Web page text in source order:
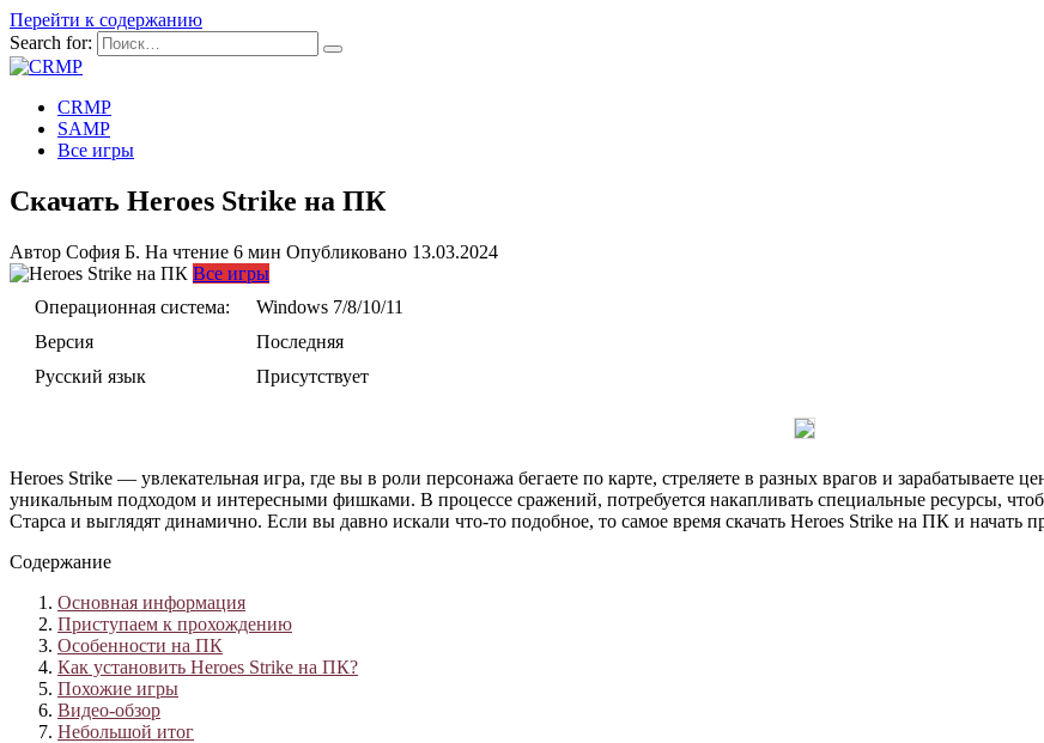
Перейти к содержанию
Search for:
CRMP
SAMP
Все игры
Скачать Heroes Strike на ПК
Автор София Б. На чтение 6 мин Опубликовано 13.03.2024
Все игры
Операционная система:
Windows 7/8/10/11
Версия
Последняя
Русский язык
Присутствует
Heroes Strike — увлекательная игра, где вы в роли персонажа бегаете по карте, стреляете в разных врагов и
уникальным подходом и интересными фишками. В процессе сражений, потребуется накапливать специальные ресурсы,
Старса и выглядят динамично. Если вы давно искали что-то подобное, то самое время скачать Heroes Strike на ПК и начать
Содержание
Основная информация
Приступаем к прохождению
Особенности на ПК
Как установить Heroes Strike на ПК?
Похожие игры
Видео-обзор
Небольшой итог